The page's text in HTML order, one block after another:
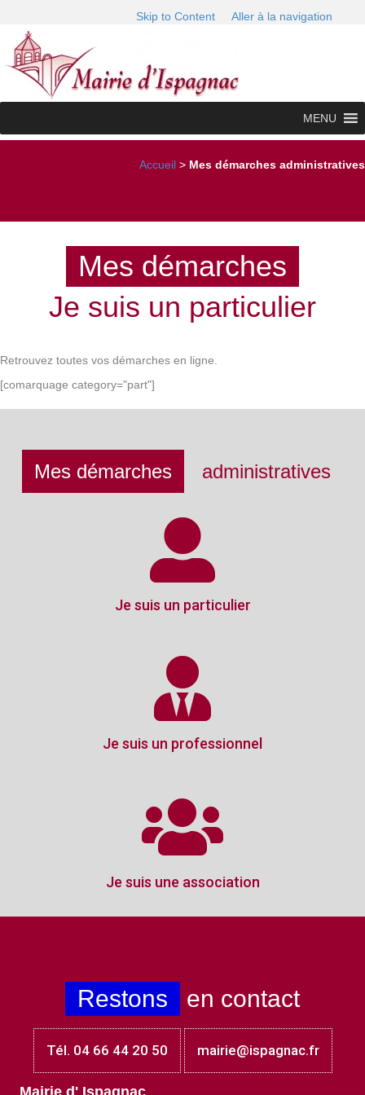
Skip to Content Aller à la navigation
MENU
Accueil > Mes démarches administratives
Mes démarches
Je suis un particulier
Retrouvez toutes vos démarches en ligne.
[comarquage category="part"]
Mes démarches administratives
Je suis un particulier
Je suis un professionnel
Je suis une association
Restons en contact
Tél. 04 66 44 20 50 mairie@ispagnac.fr
Mairie d' Ispagnac